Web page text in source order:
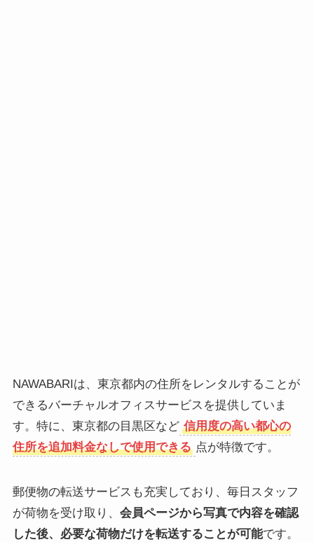
NAWABARIは、東京都内の住所をレンタルすることが
できるバーチャルオフィスサービスを提供していま
す。特に、東京都の目黒区など 信用度の高い都心の
住所を追加料金なしで使用できる 点が特徴です。
郵便物の転送サービスも充実しており、毎日スタッフ
が荷物を受け取り、 会員ページから写真で内容を確認
した後、必要な荷物だけを転送することが可能です。